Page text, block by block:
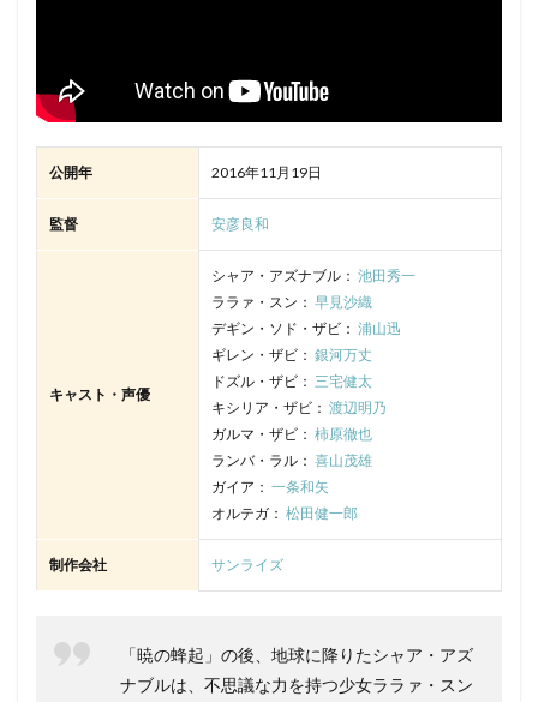
公開年 2016年11月19日
監督 安彦良和
キャスト・声優
シャア・アズナブル： 池田秀一
ララァ・スン： 早見沙織
デギン・ソド・ザビ： 浦山迅
ギレン・ザビ： 銀河万丈
ドズル・ザビ： 三宅健太
キシリア・ザビ： 渡辺明乃
ガルマ・ザビ： 柿原徹也
ランバ・ラル： 喜山茂雄
ガイア： 一条和矢
オルテガ： 松田健一郎
制作会社 サンライズ
「暁の蜂起」の後、地球に降りたシャア・アズ
ナブルは、不思議な力を持つ少女ララァ・スン